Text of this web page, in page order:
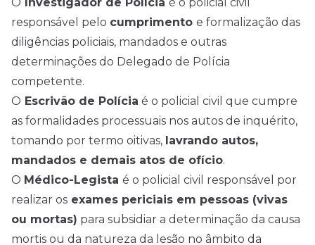
responsável pelo cumprimento e formalização das
diligências policiais, mandados e outras
determinações do Delegado de Polícia
competente.
O Escrivão de Polícia é o policial civil que cumpre
as formalidades processuais nos autos de inquérito,
tomando por termo oitivas, lavrando autos,
mandados e demais atos de ofício.
O Médico-Legista é o policial civil responsável por
realizar os exames periciais em pessoas (vivas
ou mortas) para subsidiar a determinação da causa
mortis ou da natureza da lesão no âmbito da